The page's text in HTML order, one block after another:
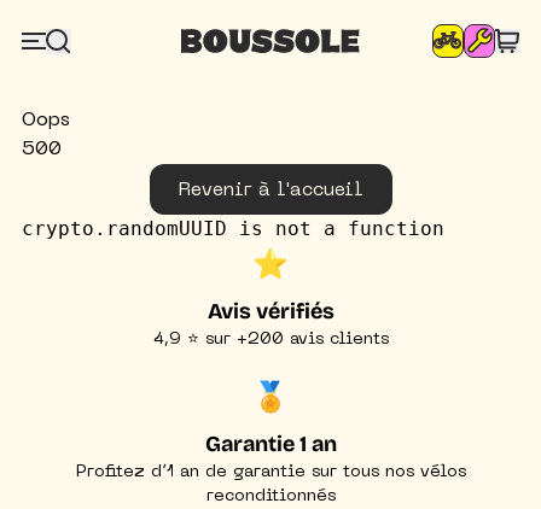
Oops
500
Revenir à l'accueil
crypto.randomUUID is not a function
⭐️
Avis vérifiés
4,9 ⭐ sur +200 avis clients
🏅
Garantie 1 an
Profitez d’1 an de garantie sur tous nos vélos
reconditionnés